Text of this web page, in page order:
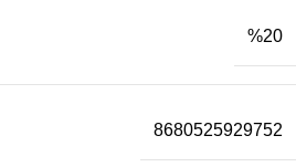
%20
8680525929752